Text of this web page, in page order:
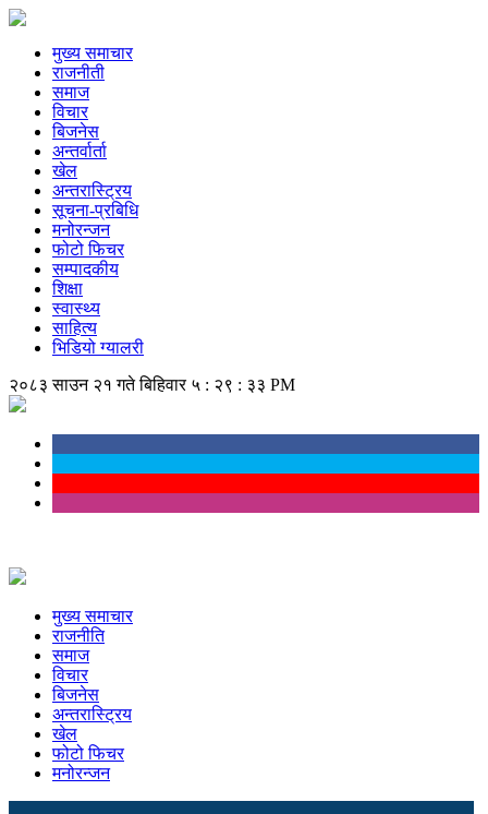
मुख्य समाचार
राजनीती
समाज
विचार
बिजनेस
अन्तर्वार्ता
खेल
अन्तरास्ट्रिय
सूचना-प्रबिधि
मनोरन्जन
फोटो फिचर
सम्पादकीय
शिक्षा
स्वास्थ्य
साहित्य
भिडियो ग्यालरी
२०८३ साउन २१ गते बिहिवार ५ : २९ : ३४ PM
मुख्य समाचार
राजनीति
समाज
विचार
बिजनेस
अन्तरास्ट्रिय
खेल
फोटो फिचर
मनोरन्जन